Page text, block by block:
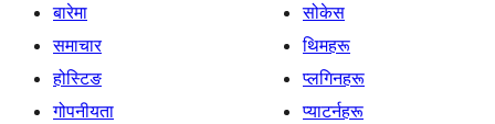
बारेमा
समाचार
होस्टिङ
गोपनीयता
सोकेस
थिमहरू
प्लगिनहरू
प्याटर्नहरू